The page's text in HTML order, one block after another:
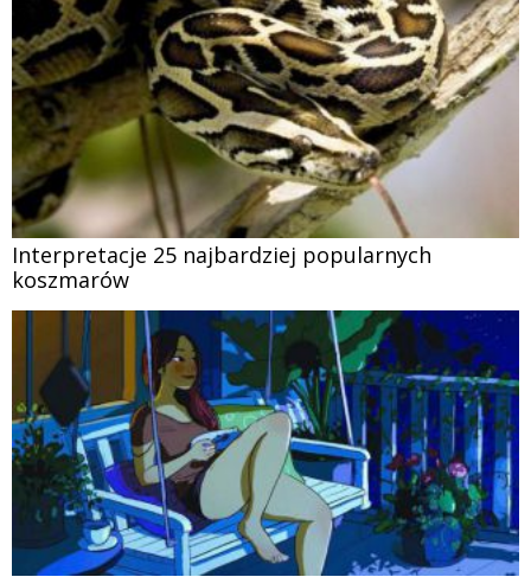
Interpretacje 25 najbardziej popularnych
koszmarów